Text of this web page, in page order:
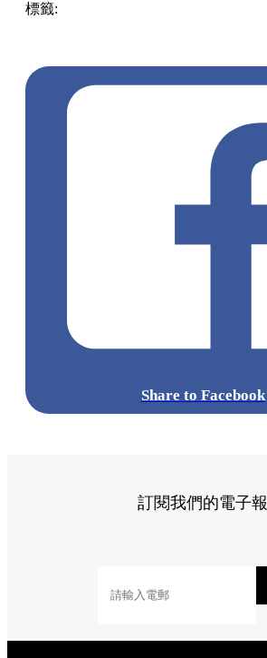
標籤:
Share to Facebook
訂閱我們的電子報